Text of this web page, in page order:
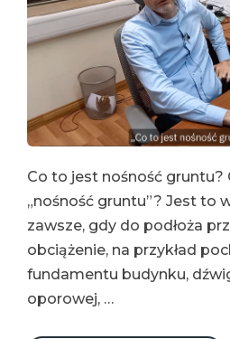
Co to jest nośność gruntu?
„nośność gruntu”? Jest to
zawsze, gdy do podłoża
obciążenie, na przykład
fundamentu budynku,
oporowej, …